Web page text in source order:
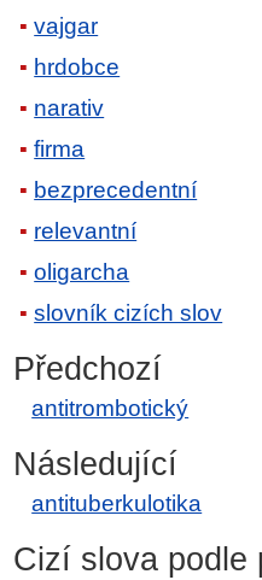
vajgar
hrdobce
narativ
firma
bezprecedentní
relevantní
oligarcha
slovník cizích slov
Předchozí
antitrombotický
Následující
antituberkulotika
Cizí slova podle